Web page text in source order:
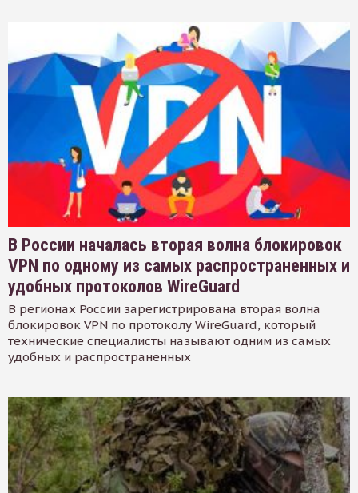
В России началась вторая волна блокировок
VPN по одному из самых распространенных и
удобных протоколов WireGuard
В регионах России зарегистрирована вторая волна
блокировок VPN по протоколу WireGuard, который
технические специалисты называют одним из самых
удобных и распространенных